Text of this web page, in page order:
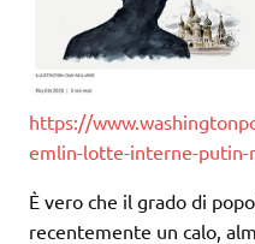
https://
emlin-lotte-interne-putin-
È vero che il grado di
recentemente un calo,